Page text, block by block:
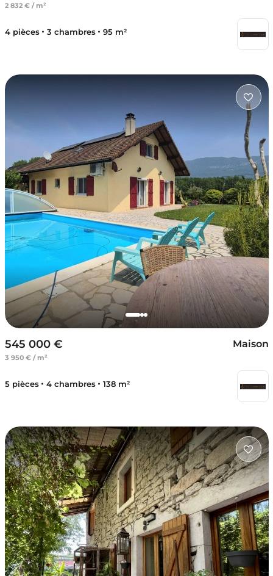
2 832 € / m²
4 pièces 3 chambres 95 m²
545 000 €
3 950 € / m²
Maison
5 pièces 4 chambres 138 m²